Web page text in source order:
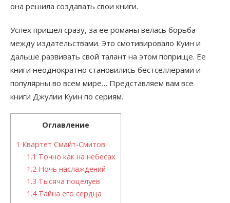
она решила создавать свои книги.
Успех пришел сразу, за ее романы велась борьба
между издательствами. Это смотивировало Куин и
дальше развивать свой талант на этом поприще. Ее
книги неоднократно становились бестселлерами и
популярны во всем мире… Представляем вам все
книги Джулии Куин по сериям.
Оглавление
1 Квартет Смайт-Смитов
1.1 Точно как на небесах
1.2 Ночь наслаждений
1.3 Тысяча поцелуев
1.4Тайна его сердца